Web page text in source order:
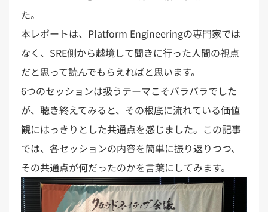
た。
本レポートは、Platform Engineeringの専門家では
なく、SRE側から越境して聞きに行った人間の視点
だと思って読んでもらえればと思います。
6つのセッションは扱うテーマこそバラバラでした
が、聴き終えてみると、その根底に流れている価値
観にはっきりとした共通点を感じました。この記事
では、各セッションの内容を簡単に振り返りつつ、
その共通点が何だったのかを言葉にしてみます。